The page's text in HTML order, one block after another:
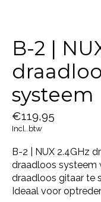
B-2 |
systeem
€119,95
Incl. btw
B-2 | NUX 2.4GHz
draadloos systeem
draadloos gitaar te
Ideaal voor